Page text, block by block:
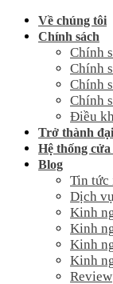
Skip
Về chúng tôi
Chính sách
Chính
Chính
Chính
Chính
Điều
Trở thành
Hệ thống
Blog
Tin tức
Dịch
Kinh
Kinh
Kinh
Kinh
Review